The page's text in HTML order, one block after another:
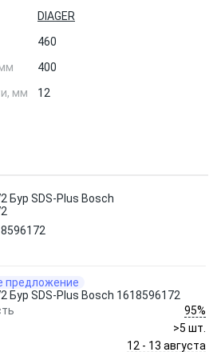
DIAGER
460
400
мм
12
Бур SDS-Plus Bosch
предложение
Бур SDS-Plus Bosch 1618596172
95%
>5 шт.
12 - 13 августа